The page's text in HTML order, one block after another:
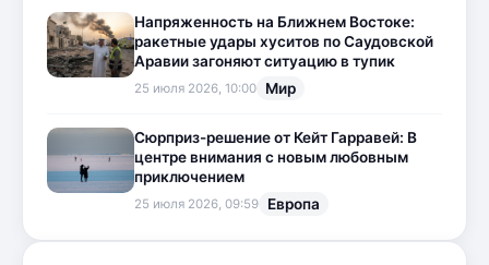
Напряженность на Ближнем Востоке:
ракетные удары хуситов по Саудовской
Аравии загоняют ситуацию в тупик
25 июля 2026, 10:00 Мир
Сюрприз-решение от Кейт Гарравей: В
центре внимания с новым любовным
приключением
25 июля 2026, 09:59 Европа